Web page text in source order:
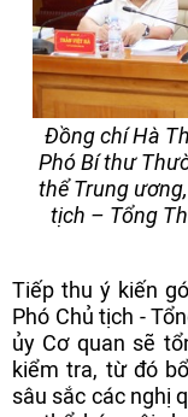
Đồng chí Hà
Phó Bí thư
thể Trung
tịch – Tổng
Tiếp thu ý kiến
Phó Chủ tịch -
ủy Cơ quan sẽ
kiểm tra, từ đó
sâu sắc các nghị